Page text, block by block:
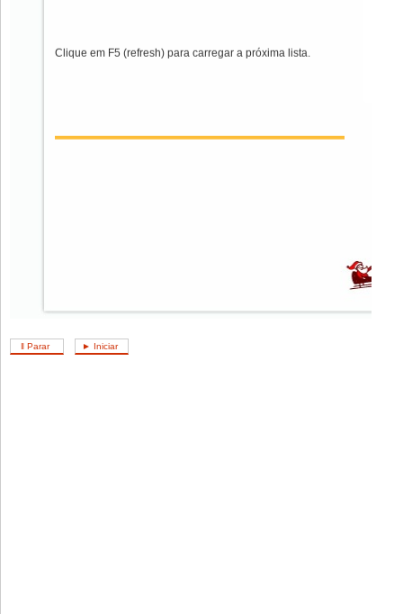
Clique em F5 (refresh) para carregar a próxima lista.